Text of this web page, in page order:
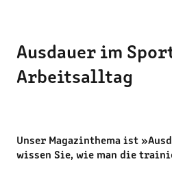
Ausdauer im
Arbeitsalltag
Unser Magazinthema ist
wissen Sie, wie man die